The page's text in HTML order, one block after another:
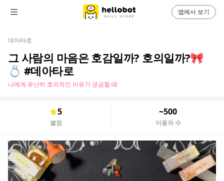
데아타로
그 사람의 마음은 호감일까? 호의일까?🎀
💍 #데아타로
나에게 유난히 호의적인 이유가 궁금할 때
5
별점
~500
이용자 수
앱에서 보기